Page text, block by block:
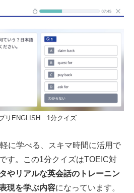
リENGLISH 1分クイズ
に学べる、スキマ時間に活用で
す。この1分クイズはTOEIC対
やリアルな英会話のトレーニン
現を学ぶ内容になっています。